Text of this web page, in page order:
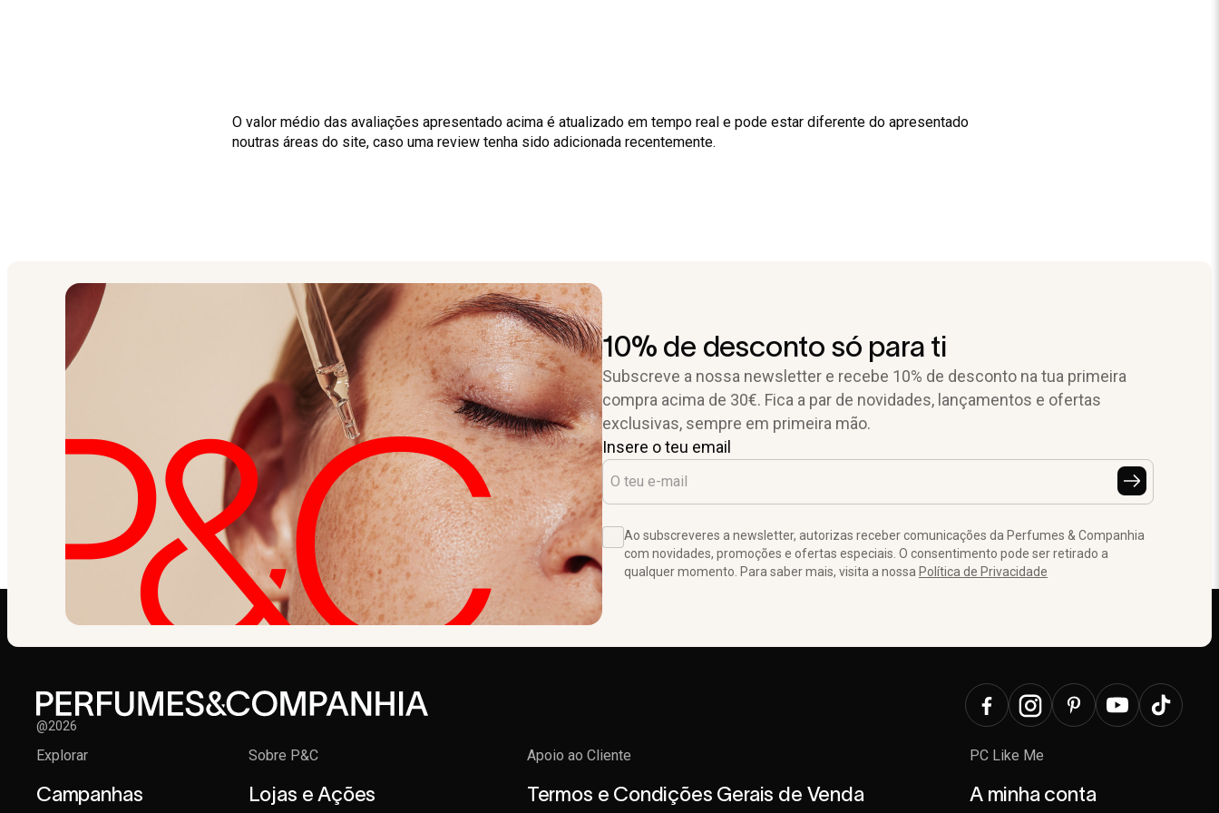
O valor médio das avaliações apresentado acima é atualizado em tempo real e pode estar diferente do apresentado
noutras áreas do site, caso uma review tenha sido adicionada recentemente.
10% de desconto só para ti
Subscreve a nossa newsletter e recebe 10% de desconto na tua primeira
compra acima de 30€. Fica a par de novidades, lançamentos e ofertas
exclusivas, sempre em primeira mão.
Insere o teu email
Ao subscreveres a newsletter, autorizas receber comunicações da Perfumes & Companhia
com novidades, promoções e ofertas especiais. O consentimento pode ser retirado a
qualquer momento. Para saber mais, visita a nossa Política de Privacidade
@2026
Explorar
Campanhas
Sobre P&C
Lojas e Ações
Apoio ao Cliente
Termos e Condições Gerais de Venda
PC Like Me
A minha conta